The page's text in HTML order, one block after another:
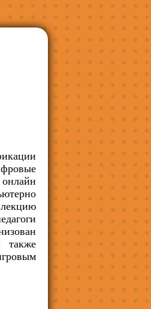
также